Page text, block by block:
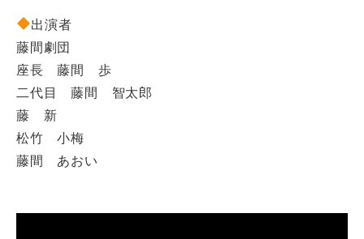
出演者
藤間劇団
座長 藤間 歩
二代目 藤間 智太郎
藤 新
松竹 小梅
藤間 あおい